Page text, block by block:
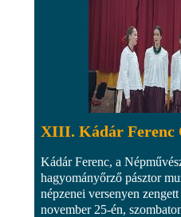
XIII. Kádár Ferenc
Kádár Ferenc, a
hagyományőrző pásztor
népzenei versenyen
november 25-én,